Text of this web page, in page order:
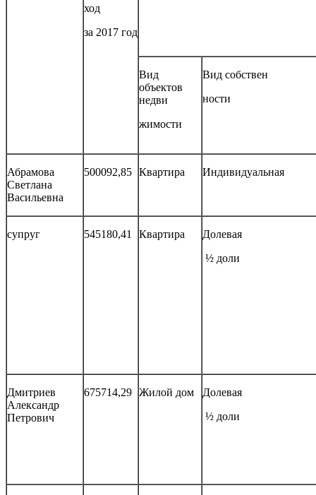
ход
за 2017 год
Вид
объектов
недви
жимости
Вид собствен
ности
Абрамова
Светлана
Васильевна
500092,85 Квартира
супруг 545180,41 Квартира
Долевая
½ доли
Дмитриев
Александр
Петрович
675714,29 Жилой дом
Долевая
½ доли